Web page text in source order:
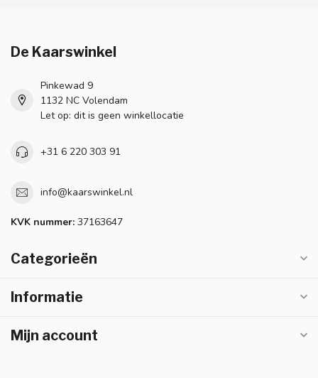
De Kaarswinkel
Pinkewad 9
1132 NC Volendam
Let op: dit is geen winkellocatie
+31 6 220 303 91
info@kaarswinkel.nl
KVK nummer: 37163647
Categorieën
Informatie
Mijn account